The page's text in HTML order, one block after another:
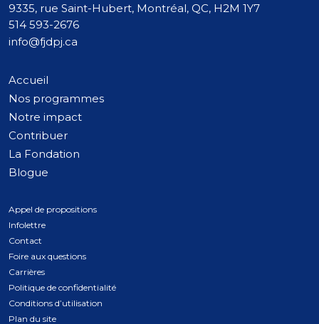
9335, rue Saint-Hubert, Montréal, QC, H2M 1Y7
514 593-2676
info@fjdpj.ca
Accueil
Nos programmes
Notre impact
Contribuer
La Fondation
Blogue
Appel de propositions
Infolettre
Contact
Foire aux questions
Carrières
Politique de confidentialité
Conditions d’utilisation
Plan du site